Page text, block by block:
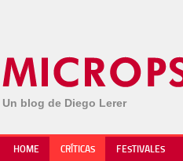
Un blog de Diego Lerer
HOME CRÍTICAS FESTIVALES